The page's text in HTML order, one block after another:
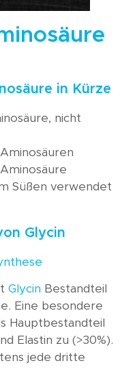
in Kürze
nicht
Süßen verwendet
Glycin
Glycin Bestandteil
Eine besondere
Hauptbestandteil
Elastin zu (>30%).
jede dritte